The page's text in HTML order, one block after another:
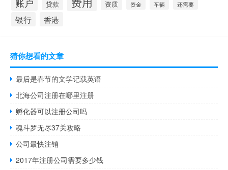
账户 贷款 资质 资金 车辆 还需要
银行 香港
猜你想看的文章
最后是春节的文学记载英语
北海公司注册在哪里注册
孵化器可以注册公司吗
魂斗罗无尽37关攻略
公司最快注销
2017年注册公司需要多少钱